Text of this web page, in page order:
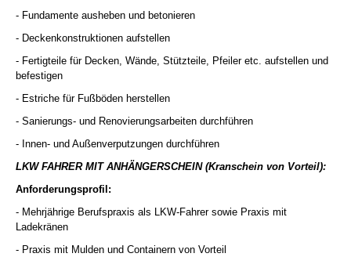
- Fundamente ausheben und betonieren
- Deckenkonstruktionen aufstellen
- Fertigteile für Decken, Wände, Stützteile, Pfeiler etc. aufstellen und
befestigen
- Estriche für Fußböden herstellen
- Sanierungs- und Renovierungsarbeiten durchführen
- Innen- und Außenverputzungen durchführen
LKW FAHRER MIT ANHÄNGERSCHEIN (Kranschein von Vorteil):
Anforderungsprofil:
- Mehrjährige Berufspraxis als LKW-Fahrer sowie Praxis mit
Ladekränen
- Praxis mit Mulden und Containern von Vorteil